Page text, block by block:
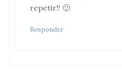
repetir!! 🙂
Responder